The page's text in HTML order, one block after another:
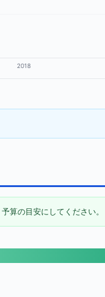
2018
算の目安にしてください。